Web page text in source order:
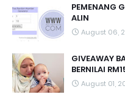
PEMENANG
ALIN
August 06,
GIVEAWAY
BERNILAI
August 01,